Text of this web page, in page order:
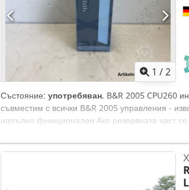
1 /2
Състояние: употребяван, B&R 2005 CPU260
съвместим с всички B&R 2005 управления -
напълно функционален Ако резервната част
след получаване и проверка на дефектната
кредит в зависимост от състоянието или
състояние, подходящо за ремонт; кредитът
B&R 2005 Каталожен номер: 3CP26 Резервен